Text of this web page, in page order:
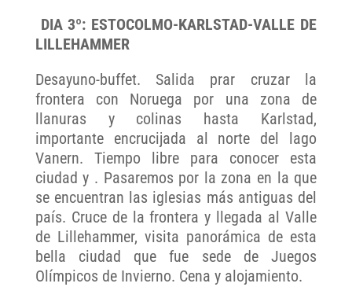
DIA 3º: ESTOCOLMO-KARLSTAD-VALLE DE
LILLEHAMMER
Desayuno-buffet. Salida prar cruzar la
frontera con Noruega por una zona de
llanuras y colinas hasta Karlstad,
importante encrucijada al norte del lago
Vanern. Tiempo libre para conocer esta
ciudad y . Pasaremos por la zona en la que
se encuentran las iglesias más antiguas del
país. Cruce de la frontera y llegada al Valle
de Lillehammer, visita panorámica de esta
bella ciudad que fue sede de Juegos
Olímpicos de Invierno. Cena y alojamiento.